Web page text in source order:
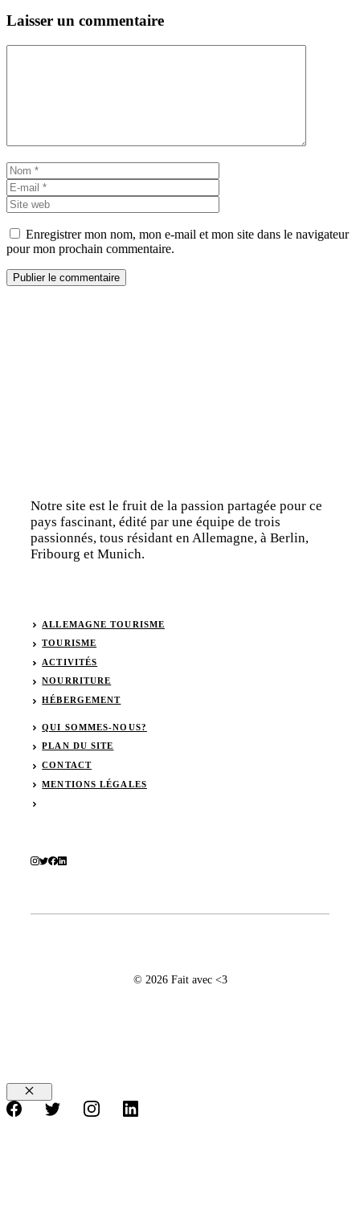
Laisser un commentaire
Nom
mail
web
Enregistrer mon nom, mon e-mail et mon site dans le navigateur
pour mon prochain commentaire.
Notre site est le fruit de la passion partagée pour ce
pays fascinant, édité par une équipe de trois
passionnés, tous résidant en Allemagne, à Berlin,
Fribourg et Munich.
ALLEMAGNE TOURISME
TOURISME
ACTIVITÉS
NOURRITURE
HÉBERGEMENT
QUI SOMMES-NOUS?
PLAN DU SITE
CONTACT
MENTIONS LÉGALES
© 2026 Fait avec <3
Fermer